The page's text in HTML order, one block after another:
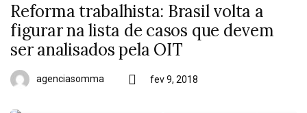
Reforma trabalhista: Brasil volta a
figurar na lista de casos que devem
ser analisados pela OIT
agenciasomma fev 9, 2018